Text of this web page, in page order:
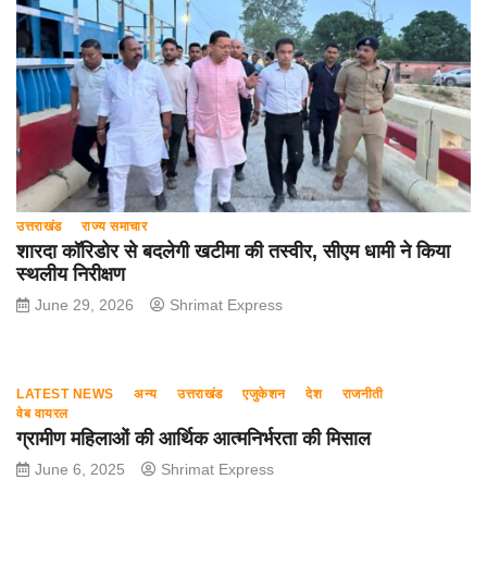
उत्तराखंड राज्य समाचार
शारदा कॉरिडोर से बदलेगी खटीमा की तस्वीर, सीएम धामी ने किया
स्थलीय निरीक्षण
June 29, 2026 Shrimat Express
LATEST NEWS अन्य उत्तराखंड एजुकेशन देश
राजनीती
वेब वायरल
ग्रामीण महिलाओं की आर्थिक आत्मनिर्भरता की मिसाल
June 6, 2025 Shrimat Express